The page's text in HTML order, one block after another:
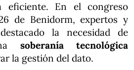
eficiente. En el congreso
de Benidorm, expertos y
la necesidad de
soberanía tecnológica
la gestión del dato.